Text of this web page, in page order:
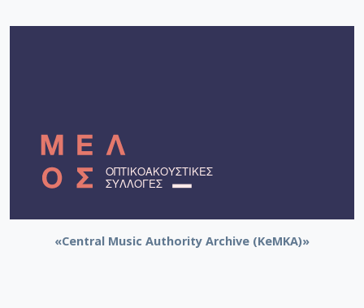
«Central Music Authority Archive (KeMKA)»